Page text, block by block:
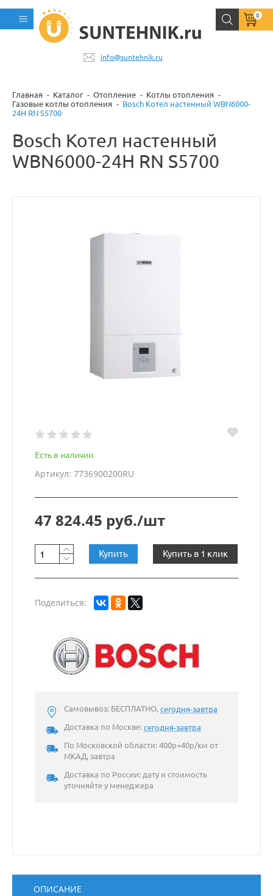
info@suntehnik.ru
0
Главная Каталог Отопление
Котлы отопления
Газовые котлы отопления
Bosch Котел настенный WBN6000-
24H RN S5700
Bosch Котел настенный
WBN6000-24H RN S5700
Есть в наличии
Артикул: 7736900200RU
47 824.45 руб./шт
Купить Купить в 1 клик
Поделиться:
Самовывоз: БЕСПЛАТНО,сегодня-завтра
Доставка по Москве:сегодня-завтра
По Московской области: 400р+40р/км от
МКАД, завтра
Доставка по России: дату и стоимость
уточняйте у менеджера
ОПИСАНИЕ